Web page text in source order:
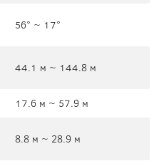
56° ~ 17°
44.1 м ~ 144.8 м
17.6 м ~ 57.9 м
8.8 м ~ 28.9 м